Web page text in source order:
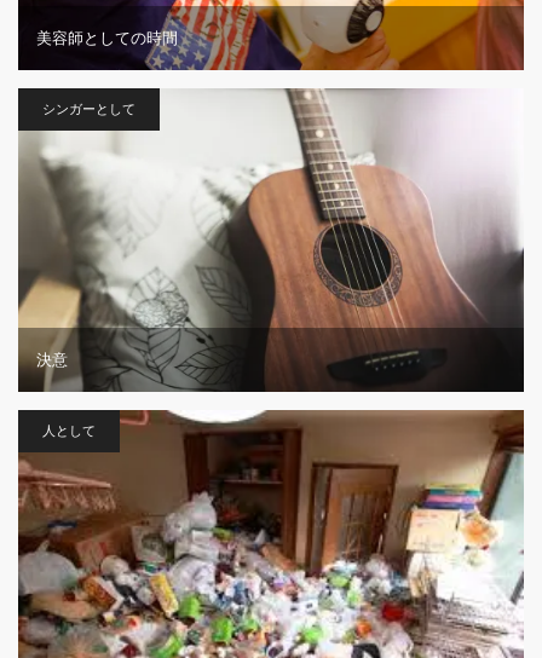
美容師としての時間
シンガーとして
決意
人として